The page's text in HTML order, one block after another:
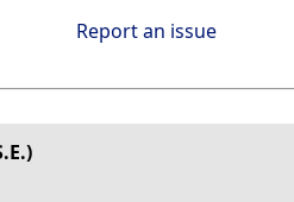
Report an issue